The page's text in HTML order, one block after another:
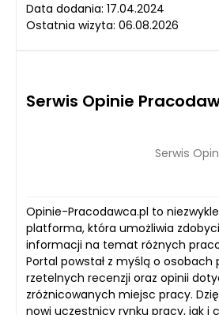
Data dodania: 17.04.2024
Ostatnia wizyta: 06.08.2026
Serwis Opinie
Serwis
Opinie-Pracodawca.pl to
platforma, która umożliwia
informacji na temat różnych
Portal powstał z myślą o osobach
rzetelnych recenzji oraz opinii
zróżnicowanych miejsc pracy.
nowi uczestnicy rynku pracy, jak i